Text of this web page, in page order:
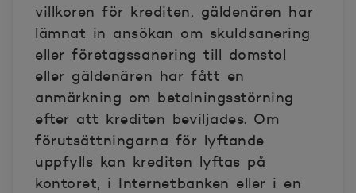
villkoren för krediten, gäldenären har
lämnat in ansökan om skuldsanering
eller företagssanering till domstol
eller gäldenären har fått en
anmärkning om betalningsstörning
efter att krediten beviljades. Om
förutsättningarna för lyftande
uppfylls kan krediten lyftas på
kontoret, i Internetbanken eller i en